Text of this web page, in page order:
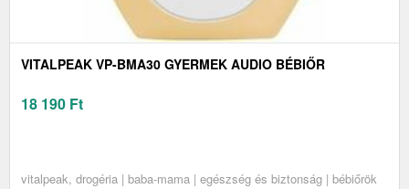
VITALPEAK VP-BMA30 GYERMEK AUDIO BÉBIŐR
18 190 Ft
vitalpeak, drogéria | baba-mama | egészség és biztonság | bébiőrök